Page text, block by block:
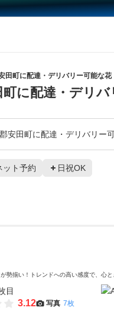
田町に配達・デリバリー可能な花
町に配達・デリ
安田町に配達・デリバリー
ット予約 日祝OK
勢揃い！トレンドへの高い感度で、心
3.12 写真 7枚